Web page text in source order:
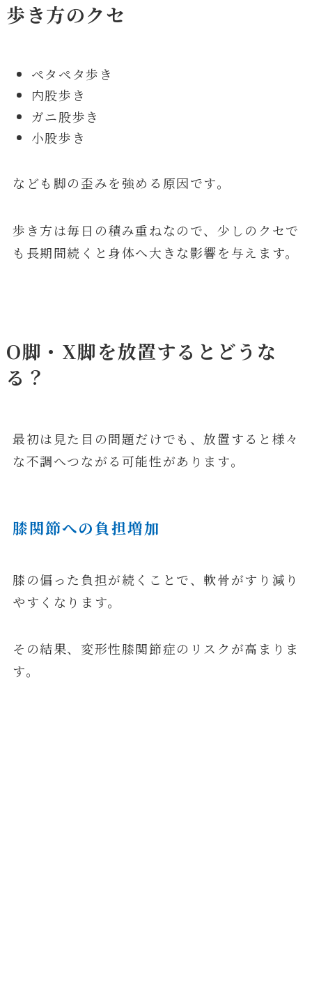
歩き方のクセ
ペタペタ歩き
内股歩き
ガニ股歩き
小股歩き
なども脚の歪みを強める原因です。
歩き方は毎日の積み重ねなので、少しのクセで
も長期間続くと身体へ大きな影響を与えます。
O脚・X脚を放置するとどうな
る？
最初は見た目の問題だけでも、放置すると様々
な不調へつながる可能性があります。
膝関節への負担増加
膝の偏った負担が続くことで、軟骨がすり減り
やすくなります。
その結果、変形性膝関節症のリスクが高まりま
す。